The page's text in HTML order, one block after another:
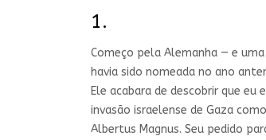
1.
Começo pela Alemanha — e
havia sido nomeada no ano
Ele acabara de descobrir que
invasão israelense de Gaza
Albertus Magnus. Seu pedido